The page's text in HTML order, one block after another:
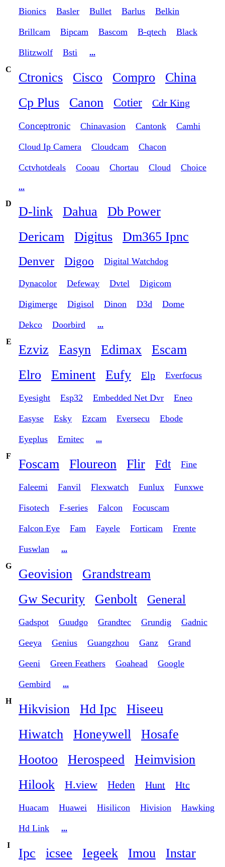
Bionics Basler Bullet Barlus Belkin
Brillcam Bipcam Bascom B-qtech Black
Blitzwolf Bsti
...
C
Ctronics Cisco Compro
China
Cp Plus
Canon Cotier Cdr King
Conceptronic Chinavasion Cantonk Camhi
Cloud Ip Camera Cloudcam Chacon
Cctvhotdeals Cooau Chortau Cloud Choice
...
D
D-link Dahua
Db Power
Dericam
Digitus Dm365 Ipnc
Denver Digoo Digital Watchdog
Dynacolor Defeway Dvtel Digicom
Digimerge Digisol Dinon D3d Dome
Dekco Doorbird
...
E
Ezviz Easyn Edimax
Escam
Elro
Eminent Eufy Elp Everfocus
Eyesight Esp32 Embedded Net Dvr Eneo
Easyse Esky Ezcam Eversecu Ebode
Eyeplus Ernitec
...
F
Foscam Floureon Flir Fdt Fine
Faleemi Fanvil Flexwatch Funlux Funxwe
Fisotech F-series Falcon Focuscam
Falcon Eye Fam Fayele Forticam Frente
Fuswlan
...
G
Geovision
Grandstream
Gw Security
Genbolt General
Gadspot Guudgo Grandtec Grundig Gadnic
Geeya Genius Guangzhou Ganz Grand
Geeni Green Feathers Goahead Google
Gembird
...
H
Hikvision Hd Ipc
Hiseeu
Hiwatch
Honeywell
Hosafe
Hootoo
Herospeed
Heimvision
Hilook
H.view Heden Hunt Htc
Huacam Huawei Hisilicon Hivision Hawking
Hd Link
...
I
Ipc icsee Iegeek Imou
Instar